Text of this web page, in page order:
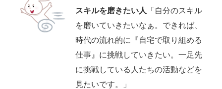
スキルを磨きたい人
「自分のスキル
を磨いていきたいなぁ。できれば、
時代の流れ的に『自宅で取り組める
仕事』に挑戦していきたい。一足先
に挑戦している人たちの活動などを
見たいです。」